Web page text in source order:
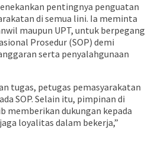
pentingnya penguatan
di semua lini. Ia meminta
maupun UPT, untuk berpegang
Prosedur (SOP) demi
serta penyalahgunaan
tugas, petugas pemasyarakatan
SOP. Selain itu, pimpinan di
memberikan dukungan kepada
loyalitas dalam bekerja,”